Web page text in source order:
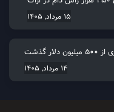
15 مرداد, 1405
گذشت
14 مرداد, 1405